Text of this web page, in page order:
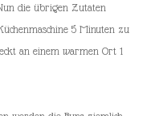
die übrigen Zutaten
5 Minuten zu
an einem warmen Ort 1